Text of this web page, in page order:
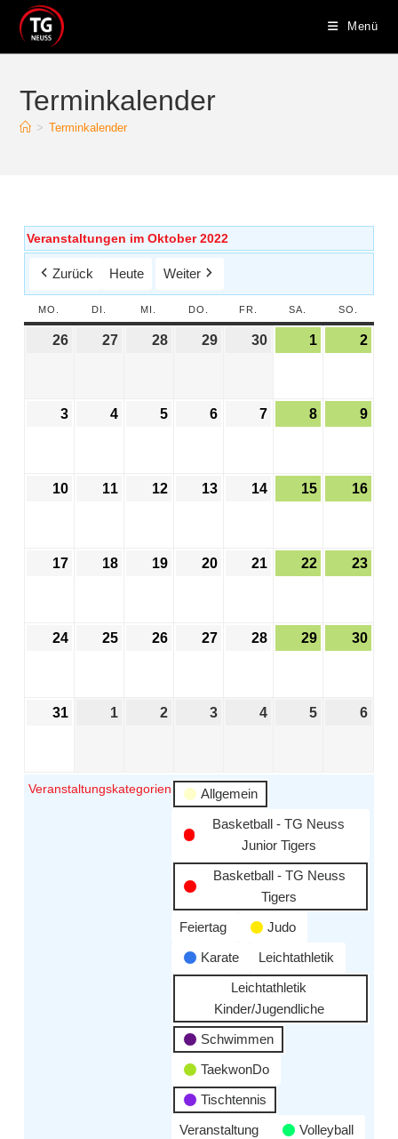
Menü
Terminkalender
> Terminkalender
Veranstaltungen im Oktober 2022
Zurück Heute Weiter
MO. DI. MI. DO. FR. SA. SO.
26 27 28 29 30 1 2
3 4 5 6 7 8 9
10 11 12 13 14 15 16
17 18 19 20 21 22 23
24 25 26 27 28 29 30
31 1 2 3 4 5 6
Veranstaltungskategorien
Allgemein
Basketball - TG Neuss
Junior Tigers
Basketball - TG Neuss
Tigers
Feiertag
Judo
Karate
Leichtathletik
Leichtathletik
Kinder/Jugendliche
Schwimmen
TaekwonDo
Tischtennis
Veranstaltung
Volleyball